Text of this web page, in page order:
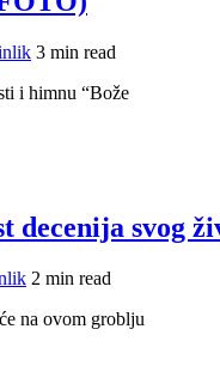
3 min read
i himnu “Bože
decenija svog
2 min read
na ovom groblju